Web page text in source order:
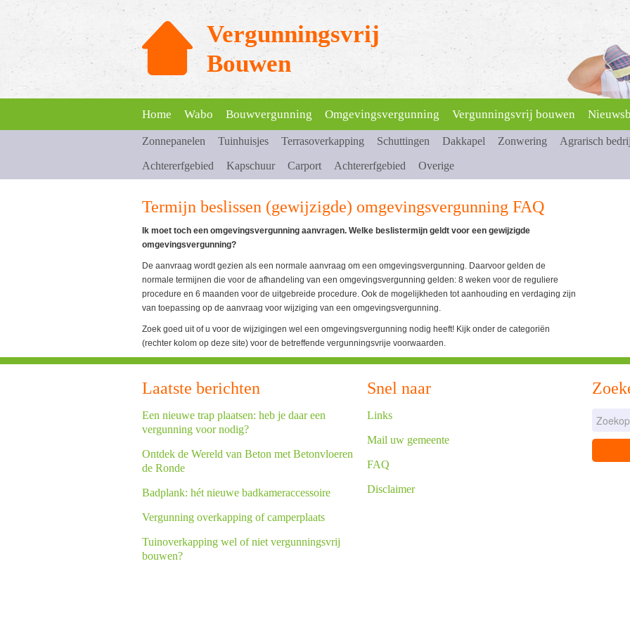
Vergunningsvrij
Bouwen
Home Wabo Bouwvergunning Omgevingsvergunning Vergunningsvrij bouwen
Zonnepanelen Tuinhuisjes Terrasoverkapping Schuttingen Dakkapel Zonwering Agrarisch
Achtererfgebied Kapschuur Carport Achtererfgebied Overige
Termijn beslissen (gewijzigde) omgevingsvergunning FAQ
Ik moet toch een omgevingsvergunning aanvragen. Welke beslistermijn geldt voor een gewijzigde
omgevingsvergunning?
De aanvraag wordt gezien als een normale aanvraag om een omgevingsvergunning. Daarvoor gelden de
normale termijnen die voor de afhandeling van een omgevingsvergunning gelden: 8 weken voor de reguliere
procedure en 6 maanden voor de uitgebreide procedure. Ook de mogelijkheden tot aanhouding en verdaging zijn
van toepassing op de aanvraag voor wijziging van een omgevingsvergunning.
Zoek goed uit of u voor de wijzigingen wel een omgevingsvergunning nodig heeft! Kijk onder de categoriën
(rechter kolom op deze site) voor de betreffende vergunningsvrije voorwaarden.
Laatste berichten
Een nieuwe trap plaatsen: heb je daar een
vergunning voor nodig?
Ontdek de Wereld van Beton met Betonvloeren
de Ronde
Badplank: hét nieuwe badkameraccessoire
Vergunning overkapping of camperplaats
Tuinoverkapping wel of niet vergunningsvrij
bouwen?
Snel naar
Links
Mail uw gemeente
FAQ
Disclaimer